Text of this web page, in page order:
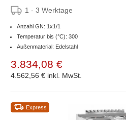
1 - 3 Werktage
Anzahl GN: 1x1/1
Temperatur bis (°C): 300
Außenmaterial: Edelstahl
3.834,08 €
4.562,56 € inkl. MwSt.
Express